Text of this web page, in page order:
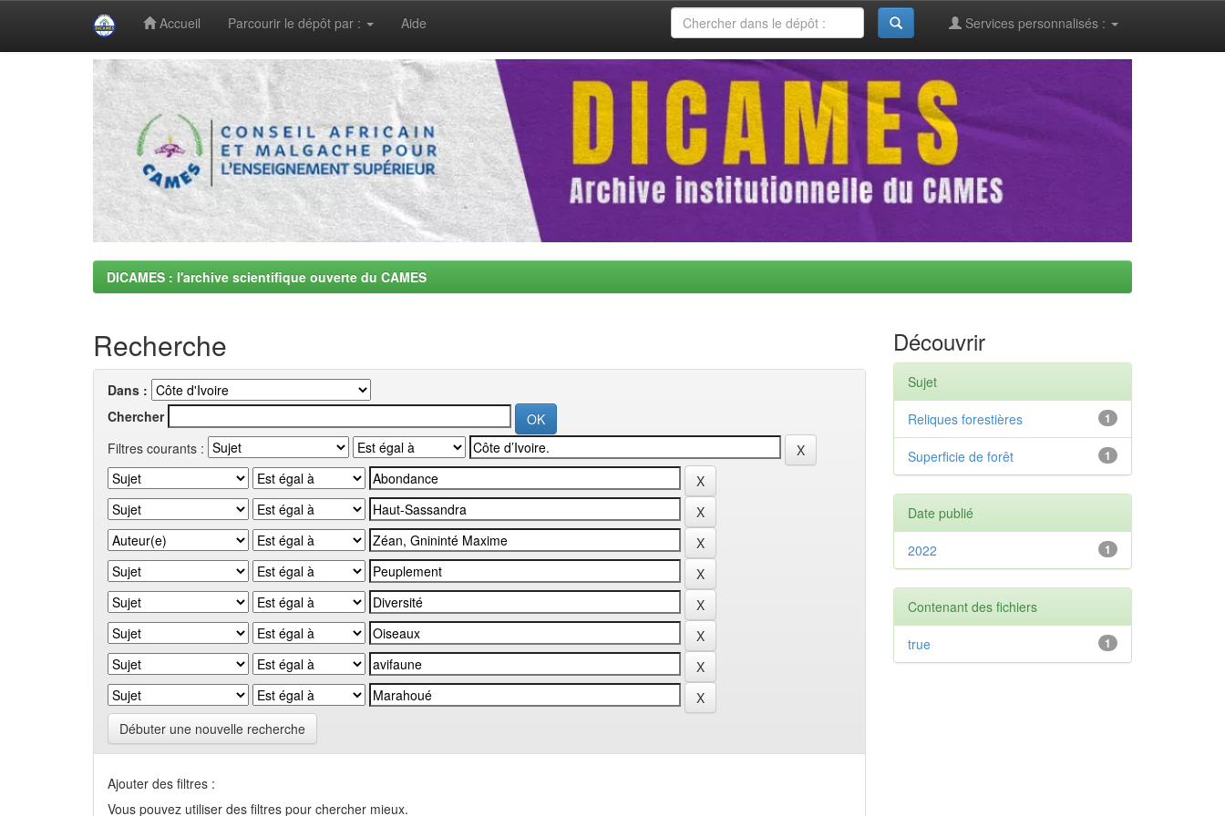
Accueil Parcourir le dépôt par : Aide Services personnalisés :
DICAMES : l'archive scientifique ouverte du CAMES
Recherche
Dans :
Chercher
Filtres courants :
Débuter une nouvelle recherche
Ajouter des filtres :
Vous pouvez utiliser des filtres pour chercher mieux.
Découvrir
Sujet
1
Reliques forestières
1
Superficie de forêt
Date publié
1
2022
Contenant des fichiers
1
true